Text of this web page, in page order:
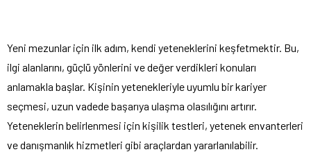
Yeni mezunlar için ilk adım, kendi yeteneklerini keşfetmektir. Bu,
ilgi alanlarını, güçlü yönlerini ve değer verdikleri konuları
anlamakla başlar. Kişinin yetenekleriyle uyumlu bir kariyer
seçmesi, uzun vadede başarıya ulaşma olasılığını artırır.
Yeteneklerin belirlenmesi için kişilik testleri, yetenek envanterleri
ve danışmanlık hizmetleri gibi araçlardan yararlanılabilir.